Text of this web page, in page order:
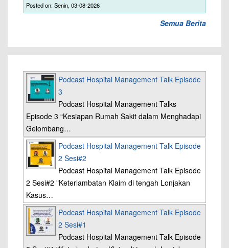
Posted on: Senin, 03-08-2026
Semua Berita
Podcast Hospital Management Talk Episode
3
Podcast Hospital Management Talks
Episode 3 “Kesiapan Rumah Sakit dalam Menghadapi
Gelombang…
Podcast Hospital Management Talk Episode
2 Sesi#2
Podcast Hospital Management Talk Episode
2 Sesi#2 "Keterlambatan Klaim di tengah Lonjakan
Kasus…
Podcast Hospital Management Talk Episode
2 Sesi#1
Podcast Hospital Management Talk Episode